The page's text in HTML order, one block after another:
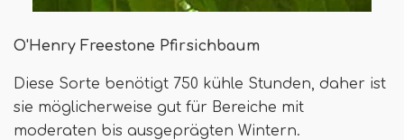
O'Henry Freestone Pfirsichbaum
Diese Sorte benötigt 750 kühle Stunden, daher ist
sie möglicherweise gut für Bereiche mit
moderaten bis ausgeprägten Wintern.